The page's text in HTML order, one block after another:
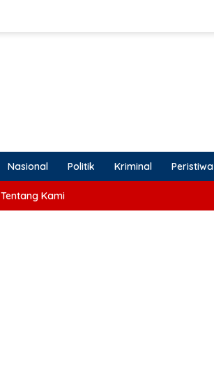
Nasional Politik Kriminal Peristiwa
Tentang Kami